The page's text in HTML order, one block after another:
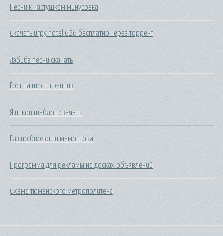
Песни к частушкам минусовка
Скачать игру hotel 626 бесплатно через торрент
Лэбибэ песни скачать
Гост на шестигранник
Я никон шаблон скачать
Гдз по биологии мамонтова
Программа для рекламы на досках объявлений
Схема тюменского метрополитена